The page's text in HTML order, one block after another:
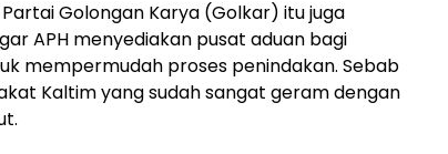
Partai Golongan Karya (Golkar) itu juga
APH menyediakan pusat aduan bagi
mempermudah proses penindakan. Sebab
Kaltim yang sudah sangat geram dengan